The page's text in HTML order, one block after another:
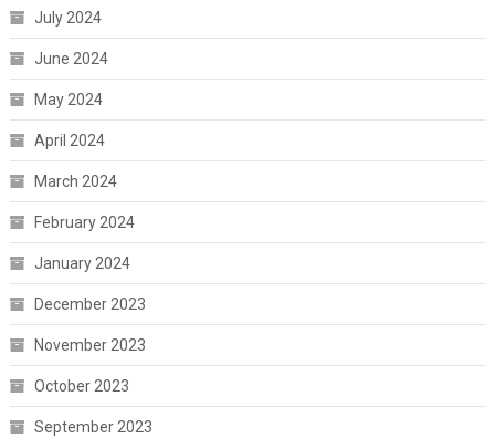
July 2024
June 2024
May 2024
April 2024
March 2024
February 2024
January 2024
December 2023
November 2023
October 2023
September 2023